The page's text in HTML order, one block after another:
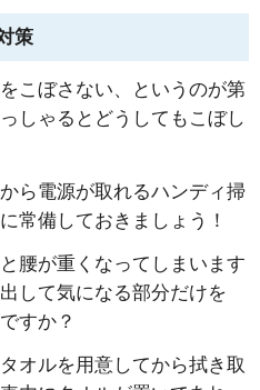
策
こぼさない、というのが第
しゃるとどうしてもこぼし
ら電源が取れるハンディ掃
常備しておきましょう！
腰が重くなってしまいます
して気になる部分だけを
すか？
オルを用意してから拭き取